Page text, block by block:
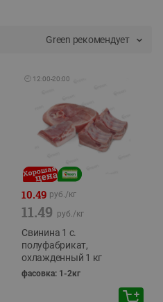
Green рекомендует
🕘 12:00-20:00
10.49 руб./кг
11.49 руб./кг
Свинина 1 с.
полуфабрикат,
охлажденный 1 кг
фасовка: 1-2кг